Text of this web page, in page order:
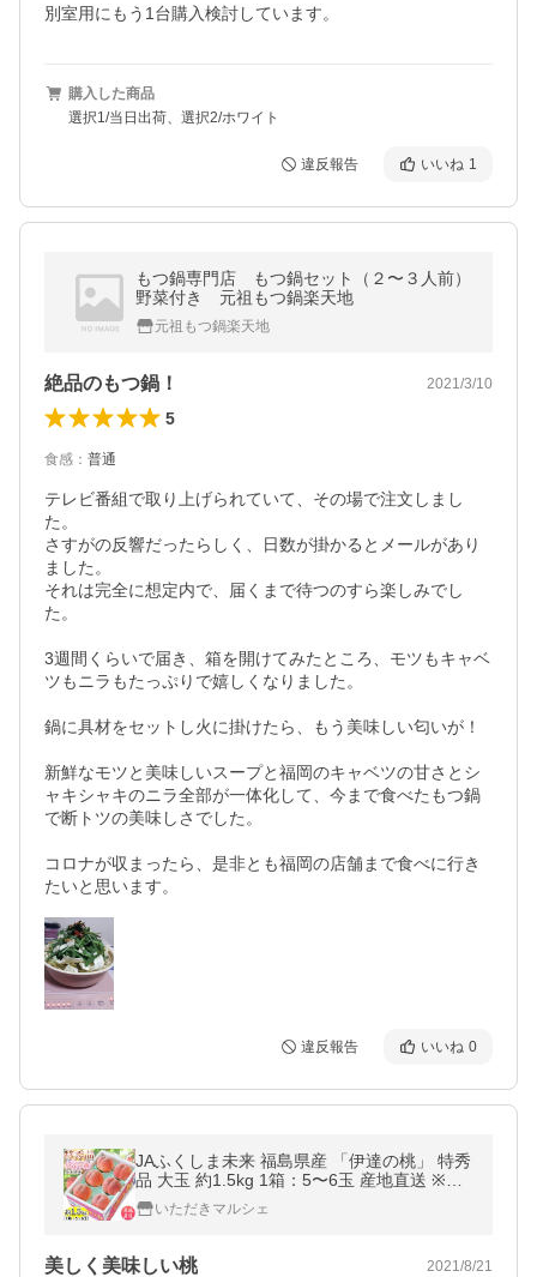
別室用にもう1台購入検討しています。
購入した商品
選択1/当日出荷、選択2/ホワイト
違反報告 いいね 1
もつ鍋専門店 もつ鍋セット（２〜３人前）
野菜付き 元祖もつ鍋楽天地
元祖もつ鍋楽天地
絶品のもつ鍋！ 2021/3/10
5
食感 ： 普通
テレビ番組で取り上げられていて、その場で注文しまし
た。
さすがの反響だったらしく、日数が掛かるとメールがあり
ました。
それは完全に想定内で、届くまで待つのすら楽しみでし
た。
3週間くらいで届き、箱を開けてみたところ、モツもキャベ
ツもニラもたっぷりで嬉しくなりました。
鍋に具材をセットし火に掛けたら、もう美味しい匂いが！
新鮮なモツと美味しいスープと福岡のキャベツの甘さとシ
ャキシャキのニラ全部が一体化して、今まで食べたもつ鍋
で断トツの美味しさでした。
コロナが収まったら、是非とも福岡の店舗まで食べに行き
たいと思います。
違反報告 いいね 0
JAふくしま未来 福島県産 「伊達の桃」 特秀
品 大玉 約1.5kg 1箱：5〜6玉 産地直送 ※常
温 送料無料 ふくしまプライド。体感キャン
ペーン（果物/野菜）
いただきマルシェ
美しく美味しい桃 2021/8/21